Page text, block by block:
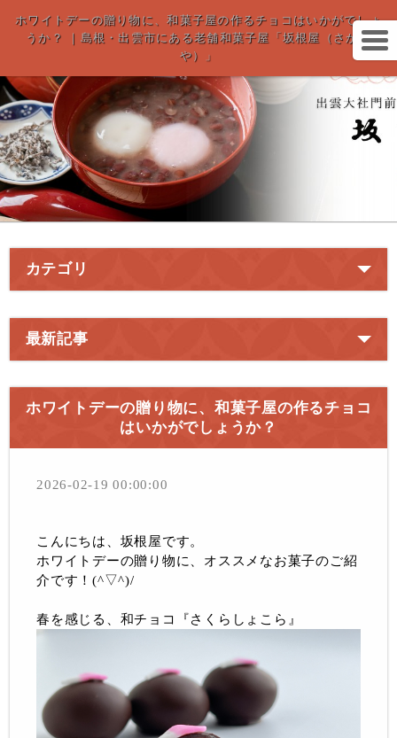
ホワイトデーの贈り物に、和菓子屋の作るチョコはいかがでしょ
うか？ ｜島根・出雲市にある老舗和菓子屋「坂根屋（さかね
や）」
カテゴリ
最新記事
ホワイトデーの贈り物に、和菓子屋の作るチョコ
はいかがでしょうか？
2026-02-19 00:00:00
こんにちは、坂根屋です。
ホワイトデーの贈り物に、オススメなお菓子のご紹
介です！(^▽^)/
春を感じる、和チョコ『さくらしょこら』